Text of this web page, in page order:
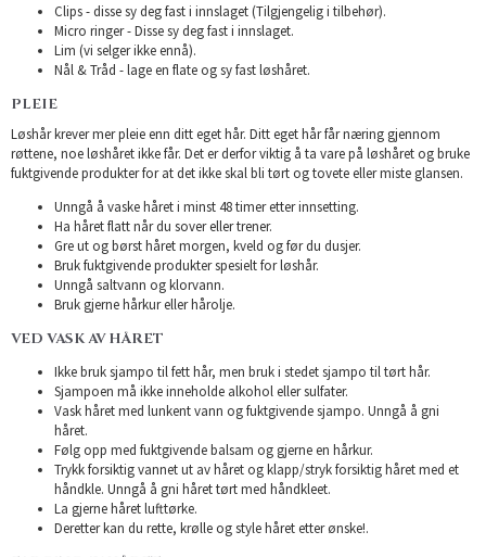
Clips - disse sy deg fast i innslaget (Tilgjengelig i tilbehør).
Micro ringer - Disse sy deg fast i innslaget.
Lim (vi selger ikke ennå).
Nål & Tråd - lage en flate og sy fast løshåret.
PLEIE
Løshår krever mer pleie enn ditt eget hår. Ditt eget hår får næring gjennom
røttene, noe løshåret ikke får. Det er derfor viktig å ta vare på løshåret og bruke
fuktgivende produkter for at det ikke skal bli tørt og tovete eller miste glansen.
Unngå å vaske håret i minst 48 timer etter innsetting.
Ha håret flatt når du sover eller trener.
Gre ut og børst håret morgen, kveld og før du dusjer.
Bruk fuktgivende produkter spesielt for løshår.
Unngå saltvann og klorvann.
Bruk gjerne hårkur eller hårolje.
VED VASK AV HÅRET
Ikke bruk sjampo til fett hår, men bruk i stedet sjampo til tørt hår.
Sjampoen må ikke inneholde alkohol eller sulfater.
Vask håret med lunkent vann og fuktgivende sjampo. Unngå å gni
håret.
Følg opp med fuktgivende balsam og gjerne en hårkur.
Trykk forsiktig vannet ut av håret og klapp/stryk forsiktig håret med et
håndkle. Unngå å gni håret tørt med håndkleet.
La gjerne håret lufttørke.
Deretter kan du rette, krølle og style håret etter ønske!.